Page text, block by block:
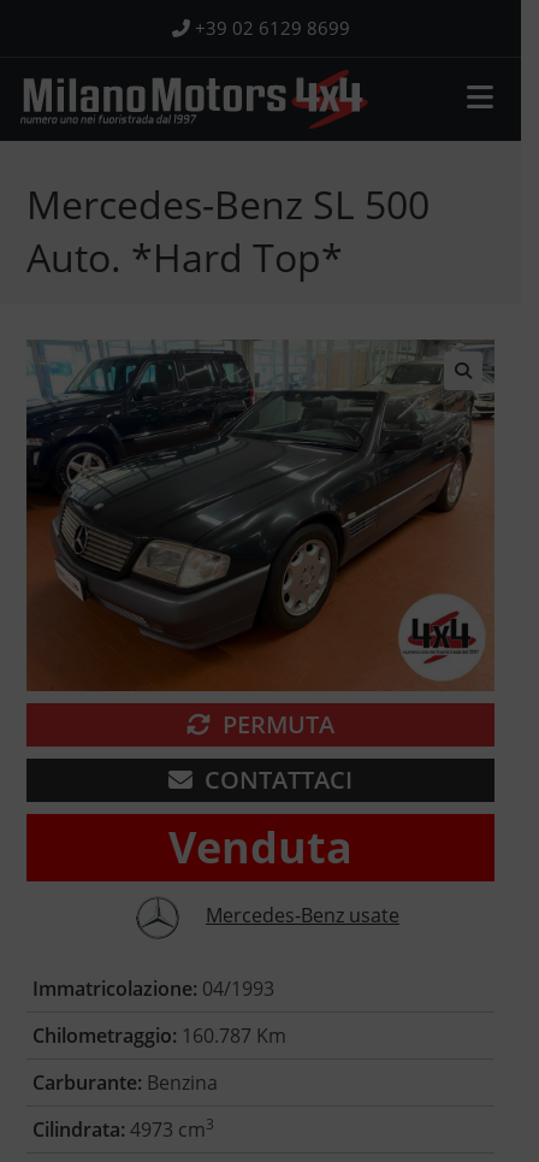
contenuto
+39 02 6129 8699
Mercedes-Benz SL 500
Auto. *Hard Top*
🔍
PERMUTA
CONTATTACI
Venduta
Mercedes-Benz usate
Immatricolazione: 04/1993
Chilometraggio: 160.787 Km
Carburante: Benzina
Cilindrata: 4973 cm3